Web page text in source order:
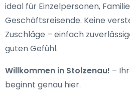
ideal für Einzelpersonen,
Geschäftsreisende. Keine
Zuschläge – einfach
guten Gefühl.
Willkommen in Stolzenau! –
beginnt genau hier.